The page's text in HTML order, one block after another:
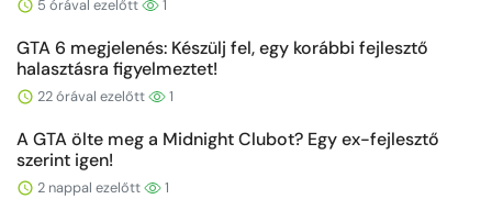
5 órával ezelőtt 1
GTA 6 megjelenés: Készülj fel, egy korábbi fejlesztő
halasztásra figyelmeztet!
22 órával ezelőtt 1
A GTA ölte meg a Midnight Clubot? Egy ex-fejlesztő
szerint igen!
2 nappal ezelőtt 1